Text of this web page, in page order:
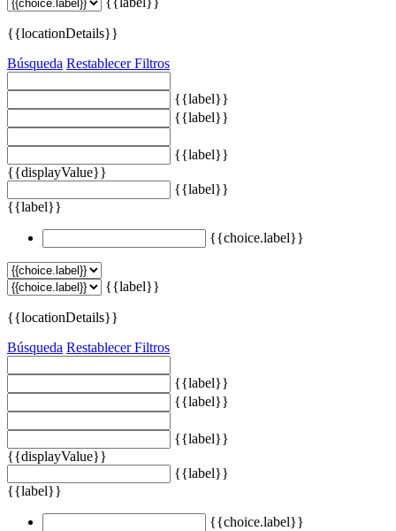
{{locationDetails}}
Búsqueda Restablecer Filtros
{{label}}
{{label}}
{{label}}
{{displayValue}}
{{label}}
{{label}}
{{choice.label}}
{{label}}
{{locationDetails}}
Búsqueda Restablecer Filtros
{{label}}
{{label}}
{{label}}
{{displayValue}}
{{label}}
{{label}}
{{choice.label}}